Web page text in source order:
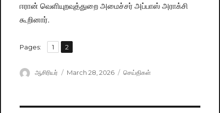
ஈரான் வெளியுறவுத்துறை அமைச்சர் அப்பாஸ் அராக்சி
கூறினார்.
Pages: Page
1 ,
Page
2
Author
ஆசிரியர்
Posted
March 28, 2026 Categories
செய்திகள்